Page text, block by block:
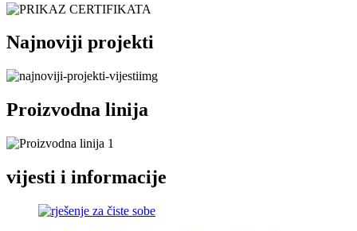
Najnoviji projekti
Proizvodna linija
vijesti i informacije